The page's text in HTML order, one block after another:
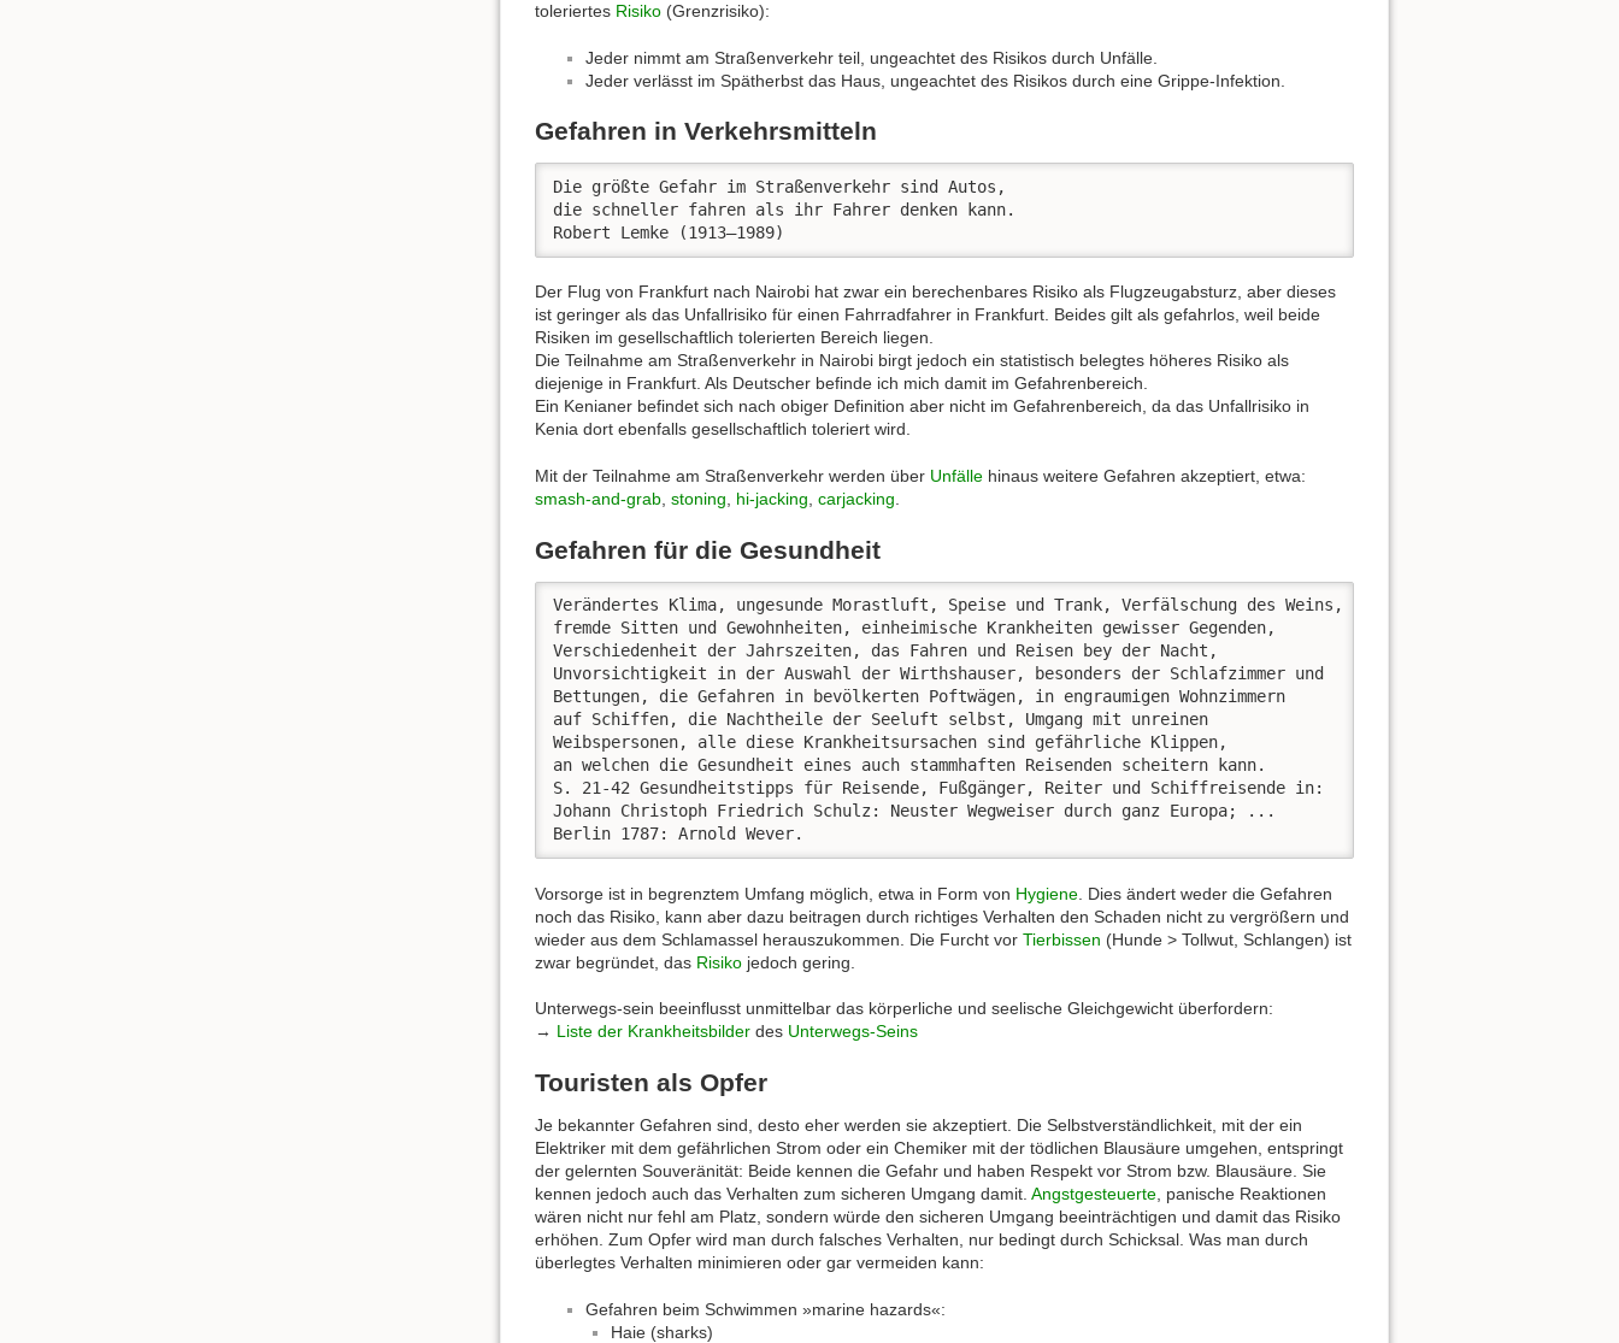
toleriertes Risiko (Grenzrisiko):
Jeder nimmt am Straßenverkehr teil, ungeachtet des Risikos durch Unfälle.
Jeder verlässt im Spätherbst das Haus, ungeachtet des Risikos durch eine Grippe-Infektion.
Gefahren in Verkehrsmitteln
Die größte Gefahr im Straßenverkehr sind Autos,
die schneller fahren als ihr Fahrer denken kann.
Robert Lemke (1913–1989)
Der Flug von Frankfurt nach Nairobi hat zwar ein berechenbares Risiko als Flugzeugabsturz, aber dieses
ist geringer als das Unfallrisiko für einen Fahrradfahrer in Frankfurt. Beides gilt als gefahrlos, weil beide
Risiken im gesellschaftlich tolerierten Bereich liegen.
Die Teilnahme am Straßenverkehr in Nairobi birgt jedoch ein statistisch belegtes höheres Risiko als
diejenige in Frankfurt. Als Deutscher befinde ich mich damit im Gefahrenbereich.
Ein Kenianer befindet sich nach obiger Definition aber nicht im Gefahrenbereich, da das Unfallrisiko in
Kenia dort ebenfalls gesellschaftlich toleriert wird.
Mit der Teilnahme am Straßenverkehr werden über Unfälle hinaus weitere Gefahren akzeptiert, etwa:
smash-and-grab stoning hi-jacking carjacking
Gefahren für die Gesundheit
Verändertes Klima, ungesunde Morastluft, Speise und Trank, Verfälschung des Weins,
fremde Sitten und Gewohnheiten, einheimische Krankheiten gewisser Gegenden,
Verschiedenheit der Jahrszeiten, das Fahren und Reisen bey der Nacht,
Unvorsichtigkeit in der Auswahl der Wirthshauser, besonders der Schlafzimmer und
Bettungen, die Gefahren in bevölkerten Poftwägen, in engraumigen Wohnzimmern
auf Schiffen, die Nachtheile der Seeluft selbst, Umgang mit unreinen
Weibspersonen, alle diese Krankheitsursachen sind gefährliche Klippen,
an welchen die Gesundheit eines auch stammhaften Reisenden scheitern kann.
S. 21-42 Gesundheitstipps für Reisende, Fußgänger, Reiter und Schiffreisende in:
Johann Christoph Friedrich Schulz: Neuster Wegweiser durch ganz Europa; ...
Berlin 1787: Arnold Wever.
Vorsorge ist in begrenztem Umfang möglich, etwa in Form von Hygiene . Dies ändert weder die Gefahren
noch das Risiko, kann aber dazu beitragen durch richtiges Verhalten den Schaden nicht zu vergrößern und
wieder aus dem Schlamassel herauszukommen. Die Furcht vor Tierbissen (Hunde > Tollwut, Schlangen) ist
zwar begründet, das Risiko jedoch gering.
Unterwegs-sein beeinflusst unmittelbar das körperliche und seelische Gleichgewicht überfordern:
→ Liste der Krankheitsbilder des Unterwegs-Seins
Touristen als Opfer
Je bekannter Gefahren sind, desto eher werden sie akzeptiert. Die Selbstverständlichkeit, mit der ein
Elektriker mit dem gefährlichen Strom oder ein Chemiker mit der tödlichen Blausäure umgehen, entspringt
der gelernten Souveränität: Beide kennen die Gefahr und haben Respekt vor Strom bzw. Blausäure. Sie
kennen jedoch auch das Verhalten zum sicheren Umgang damit. Angstgesteuerte , panische Reaktionen
wären nicht nur fehl am Platz, sondern würde den sicheren Umgang beeinträchtigen und damit das Risiko
erhöhen. Zum Opfer wird man durch falsches Verhalten, nur bedingt durch Schicksal. Was man durch
überlegtes Verhalten minimieren oder gar vermeiden kann:
Gefahren beim Schwimmen »marine hazards«:
Haie (sharks)